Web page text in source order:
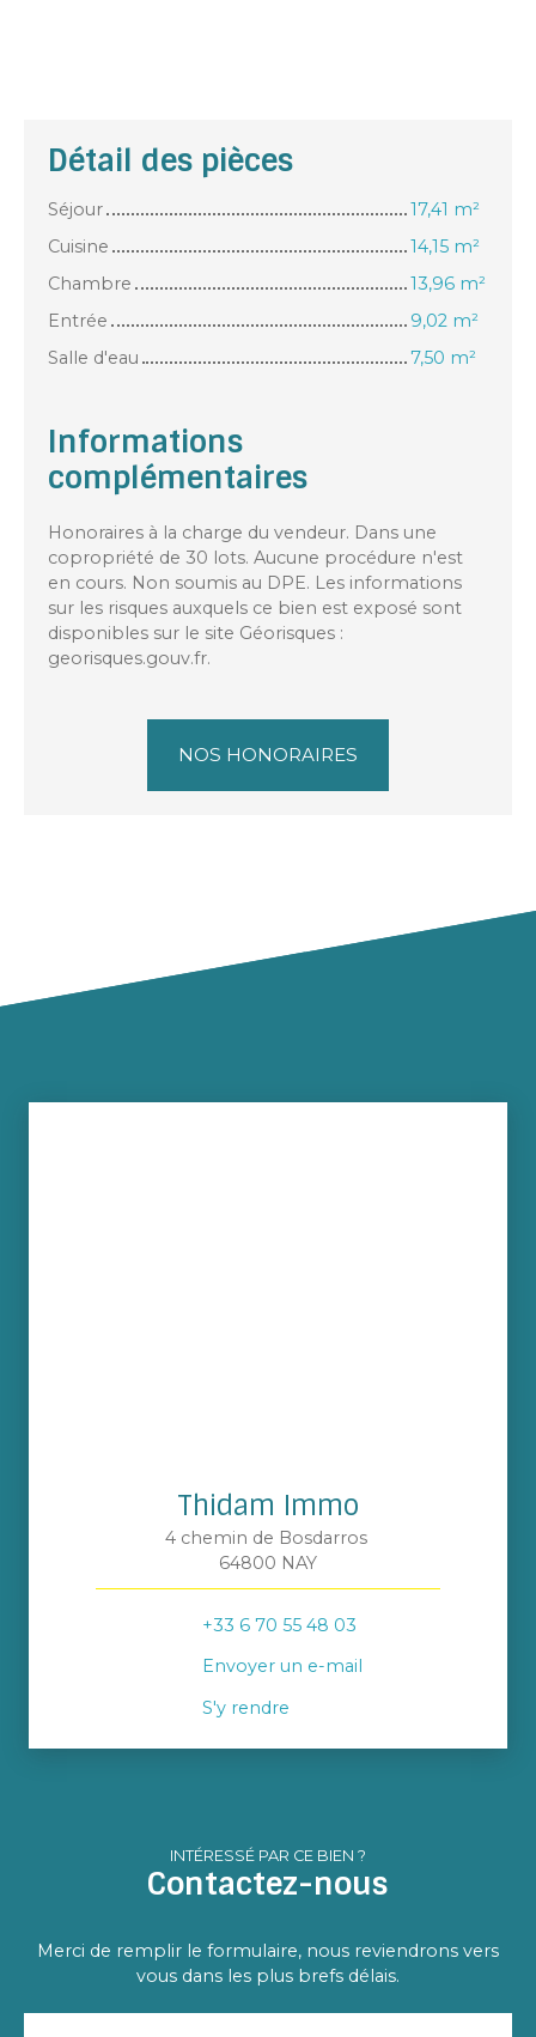
Détail des pièces
Séjour
17,41 m²
Cuisine
14,15 m²
Chambre
13,96 m²
Entrée
9,02 m²
Salle d'eau
7,50 m²
Informations
complémentaires
Honoraires à la charge du vendeur. Dans une
copropriété de 30 lots. Aucune procédure n'est
en cours. Non soumis au DPE. Les informations
sur les risques auxquels ce bien est exposé sont
disponibles sur le site Géorisques :
georisques.gouv.fr.
NOS HONORAIRES
Thidam Immo
4 chemin de Bosdarros
64800 NAY
+33 6 70 55 48 03
Envoyer un e-mail
S'y rendre
INTÉRESSÉ PAR CE BIEN ?
Contactez-nous
Merci de remplir le formulaire, nous reviendrons vers
vous dans les plus brefs délais.